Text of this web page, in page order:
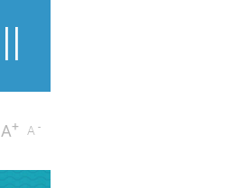
-
A
+
A